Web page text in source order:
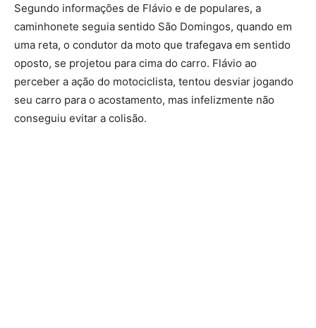
Segundo informações de Flávio e de populares, a
caminhonete seguia sentido São Domingos, quando em
uma reta, o condutor da moto que trafegava em sentido
oposto, se projetou para cima do carro. Flávio ao
perceber a ação do motociclista, tentou desviar jogando
seu carro para o acostamento, mas infelizmente não
conseguiu evitar a colisão.